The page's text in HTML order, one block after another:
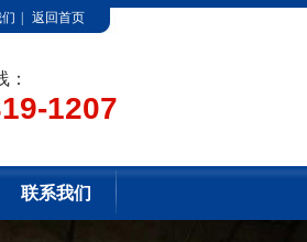
返回首页
：
1207
联系我们